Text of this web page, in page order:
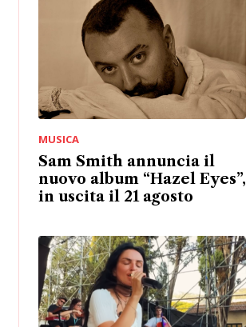
MUSICA
Sam Smith annuncia il
nuovo album “Hazel Eyes”,
in uscita il 21 agosto